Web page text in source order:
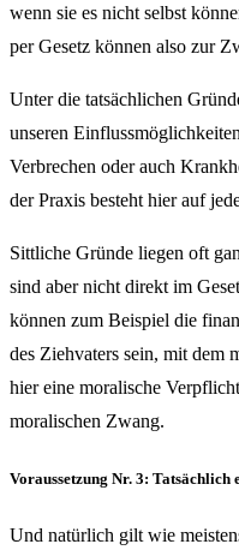
wenn sie es nicht selbst
per Gesetz können also zur
Unter die tatsächlichen
unseren
Verbrechen oder auch
der Praxis besteht hier auf
Sittliche Gründe liegen oft
sind aber nicht direkt im
können zum Beispiel die
des Ziehvaters sein, mit dem
hier eine moralische
moralischen Zwang.
Voraussetzung Nr. 3: Tatsächlich
Und natürlich gilt wie